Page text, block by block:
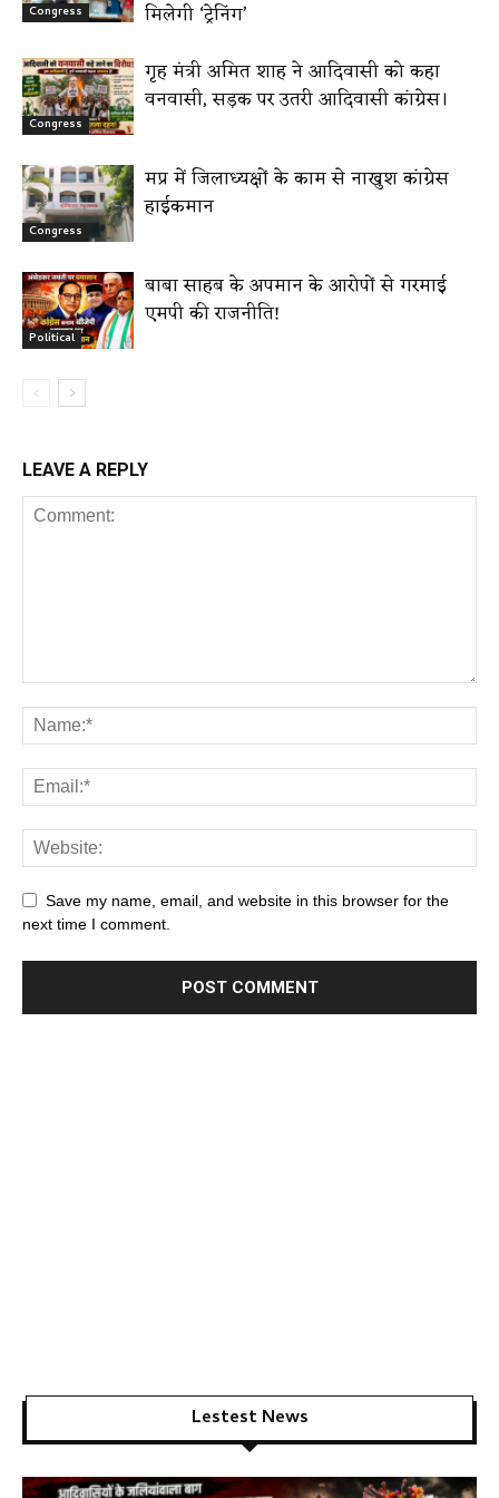
Congress
मिलेगी ‘ट्रेनिंग’
Congress
गृह मंत्री अमित शाह ने आदिवासी को कहा
वनवासी, सड़क पर उतरी आदिवासी कांग्रेस।
Congress
मप्र में जिलाध्यक्षों के काम से नाखुश कांग्रेस
हाईकमान
Political
बाबा साहब के अपमान के आरोपों से गरमाई
एमपी की राजनीति!
LEAVE A REPLY
Save my name, email, and website in this browser for the
next time I comment.
Lestest News